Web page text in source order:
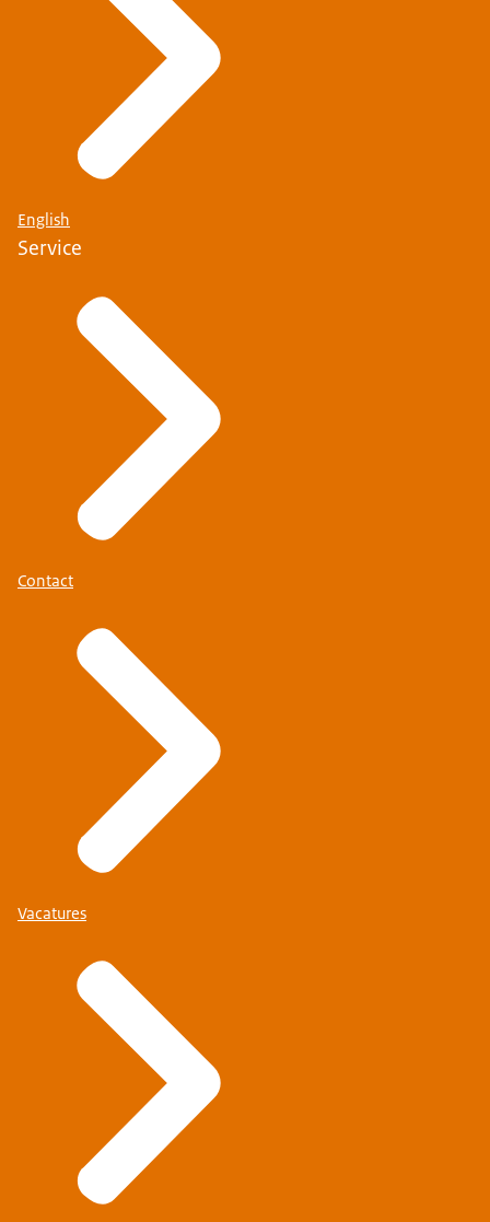
English
Service
Contact
Vacatures